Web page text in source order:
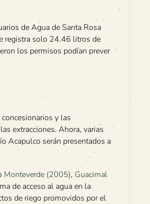
de Agua de Santa Rosa
registra solo 24.46 litros de
los permisos podían prever
y las
extracciones. Ahora, varias
Acapulco serán presentados a
Monteverde (2005), Guacimal
de acceso al agua en la
de riego promovidos por el